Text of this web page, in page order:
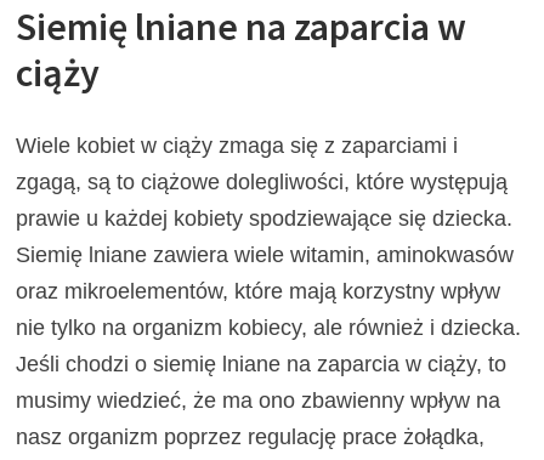
Siemię lniane na zaparcia w
ciąży
Wiele kobiet w ciąży zmaga się z zaparciami i
zgagą, są to ciążowe dolegliwości, które występują
prawie u każdej kobiety spodziewające się dziecka.
Siemię lniane zawiera wiele witamin, aminokwasów
oraz mikroelementów, które mają korzystny wpływ
nie tylko na organizm kobiecy, ale również i dziecka.
Jeśli chodzi o siemię lniane na zaparcia w ciąży, to
musimy wiedzieć, że ma ono zbawienny wpływ na
nasz organizm poprzez regulację prace żołądka,